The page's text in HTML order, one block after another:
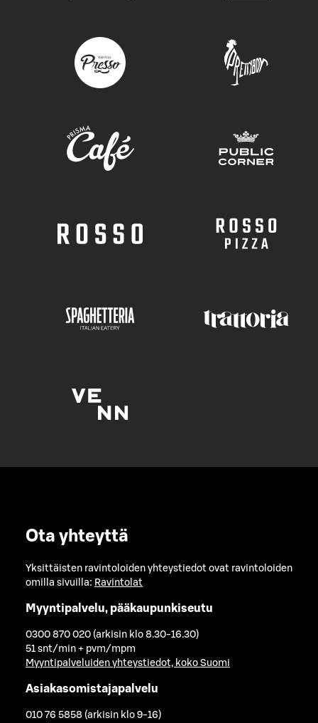
Ota yhteyttä
Yksittäisten ravintoloiden yhteystiedot ovat ravintoloiden
omilla sivuilla: Ravintolat
Myyntipalvelu, pääkaupunkiseutu
0300 870 020 (arkisin klo 8.30-16.30)
51 snt/min + pvm/mpm
Myyntipalveluiden yhteystiedot, koko Suomi
Asiakasomistajapalvelu
010 76 5858 (arkisin klo 9-16)